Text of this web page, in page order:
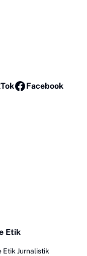
Facebook
Etik
Etik Jurnalistik